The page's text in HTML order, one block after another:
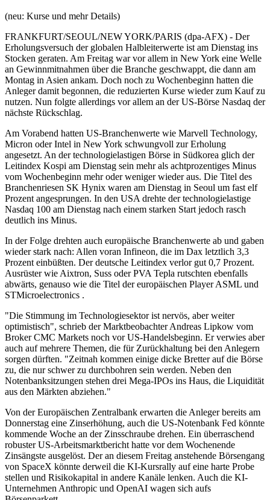
(neu: Kurse und mehr Details)
FRANKFURT/SEOUL/NEW YORK/PARIS (dpa-AFX) - Der
Erholungsversuch der globalen Halbleiterwerte ist am Dienstag ins
Stocken geraten. Am Freitag war vor allem in New York eine Welle
an Gewinnmitnahmen über die Branche geschwappt, die dann am
Montag in Asien ankam. Doch noch zu Wochenbeginn hatten die
Anleger damit begonnen, die reduzierten Kurse wieder zum Kauf zu
nutzen. Nun folgte allerdings vor allem an der US-Börse Nasdaq der
nächste Rückschlag.
Am Vorabend hatten US-Branchenwerte wie Marvell Technology,
Micron oder Intel in New York schwungvoll zur Erholung
angesetzt. An der technologielastigen Börse in Südkorea glich der
Leitindex Kospi am Dienstag sein mehr als achtprozentiges Minus
vom Wochenbeginn mehr oder weniger wieder aus. Die Titel des
Branchenriesen SK Hynix waren am Dienstag in Seoul um fast elf
Prozent angesprungen. In den USA drehte der technologielastige
Nasdaq 100 am Dienstag nach einem starken Start jedoch rasch
deutlich ins Minus.
In der Folge drehten auch europäische Branchenwerte ab und gaben
wieder stark nach: Allen voran Infineon, die im Dax letztlich 3,3
Prozent einbüßten. Der deutsche Leitindex verlor gut 0,7 Prozent.
Ausrüster wie Aixtron, Suss oder PVA Tepla rutschten ebenfalls
abwärts, genauso wie die Titel der europäischen Player ASML und
STMicroelectronics .
"Die Stimmung im Technologiesektor ist nervös, aber weiter
optimistisch", schrieb der Marktbeobachter Andreas Lipkow vom
Broker CMC Markets noch vor US-Handelsbeginn. Er verwies aber
auch auf mehrere Themen, die für Zurückhaltung bei den Anlegern
sorgen dürften. "Zeitnah kommen einige dicke Bretter auf die Börse
zu, die nur schwer zu durchbohren sein werden. Neben den
Notenbanksitzungen stehen drei Mega-IPOs ins Haus, die Liquidität
aus den Märkten abziehen."
Von der Europäischen Zentralbank erwarten die Anleger bereits am
Donnerstag eine Zinserhöhung, auch die US-Notenbank Fed könnte
kommende Woche an der Zinsschraube drehen. Ein überraschend
robuster US-Arbeitsmarktbericht hatte vor dem Wochenende
Zinsängste ausgelöst. Der an diesem Freitag anstehende Börsengang
von SpaceX könnte derweil die KI-Kursrally auf eine harte Probe
stellen und Risikokapital in andere Kanäle lenken. Auch die KI-
Unternehmen Anthropic und OpenAI wagen sich aufs